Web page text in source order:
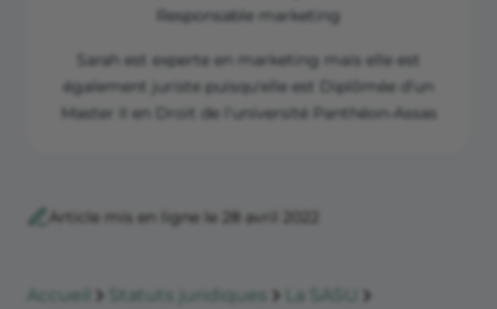
Responsable marketing
Sarah est experte en marketing mais elle est
également juriste puisqu'elle est Diplômée d'un
Master II en Droit de l'université Panthéon-Assas
Article mis en ligne le 28 avril 2022
Accueil Statuts juridiques
La SASU